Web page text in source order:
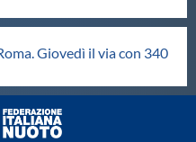
Giovedì il via con 340